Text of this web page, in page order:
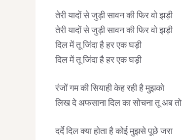
तेरी यादों से जुड़ी सावन की फिर वो झड़ी
तेरी यादों से जुड़ी सावन की फिर वो झड़ी
दिल में तू जिंदा है हर एक घड़ी
दिल में तू जिंदा है हर एक घड़ी
रंजों गम की सियाही केह रही है मुझको
लिख दे अफसाना दिल का सोचना तू अब तो
दर्दे दिल क्या होता है कोई मुझसे पूछे जरा